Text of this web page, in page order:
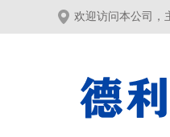
欢迎访问本公司，